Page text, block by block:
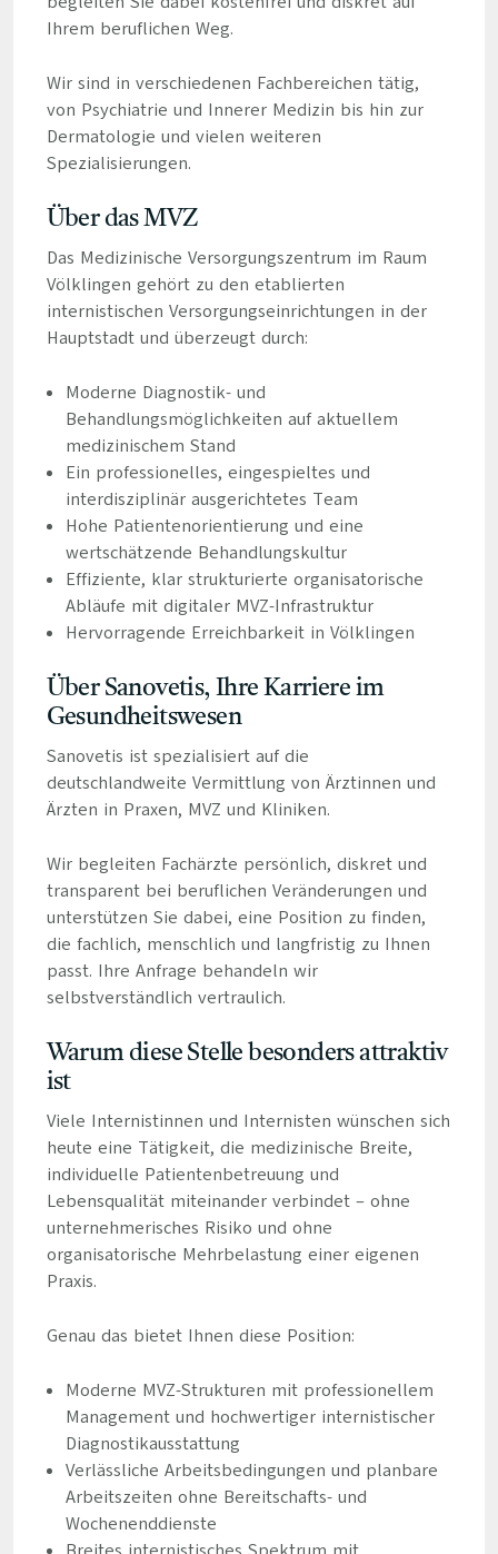
Ihrem beruflichen Weg.
Wir sind in verschiedenen Fachbereichen tätig,
von Psychiatrie und Innerer Medizin bis hin zur
Dermatologie und vielen weiteren
Spezialisierungen.
Über das MVZ
Das Medizinische Versorgungszentrum im Raum
Völklingen gehört zu den etablierten
internistischen Versorgungseinrichtungen in der
Hauptstadt und überzeugt durch:
Moderne Diagnostik- und
Behandlungsmöglichkeiten auf aktuellem
medizinischem Stand
Ein professionelles, eingespieltes und
interdisziplinär ausgerichtetes Team
Hohe Patientenorientierung und eine
wertschätzende Behandlungskultur
Effiziente, klar strukturierte organisatorische
Abläufe mit digitaler MVZ-Infrastruktur
Hervorragende Erreichbarkeit in Völklingen
Über Sanovetis, Ihre Karriere im
Gesundheitswesen
Sanovetis ist spezialisiert auf die
deutschlandweite Vermittlung von Ärztinnen und
Ärzten in Praxen, MVZ und Kliniken.
Wir begleiten Fachärzte persönlich, diskret und
transparent bei beruflichen Veränderungen und
unterstützen Sie dabei, eine Position zu finden,
die fachlich, menschlich und langfristig zu Ihnen
passt. Ihre Anfrage behandeln wir
selbstverständlich vertraulich.
Warum diese Stelle besonders attraktiv
ist
Viele Internistinnen und Internisten wünschen sich
heute eine Tätigkeit, die medizinische Breite,
individuelle Patientenbetreuung und
Lebensqualität miteinander verbindet – ohne
unternehmerisches Risiko und ohne
organisatorische Mehrbelastung einer eigenen
Praxis.
Genau das bietet Ihnen diese Position:
Moderne MVZ-Strukturen mit professionellem
Management und hochwertiger internistischer
Diagnostikausstattung
Verlässliche Arbeitsbedingungen und planbare
Arbeitszeiten ohne Bereitschafts- und
Wochenenddienste